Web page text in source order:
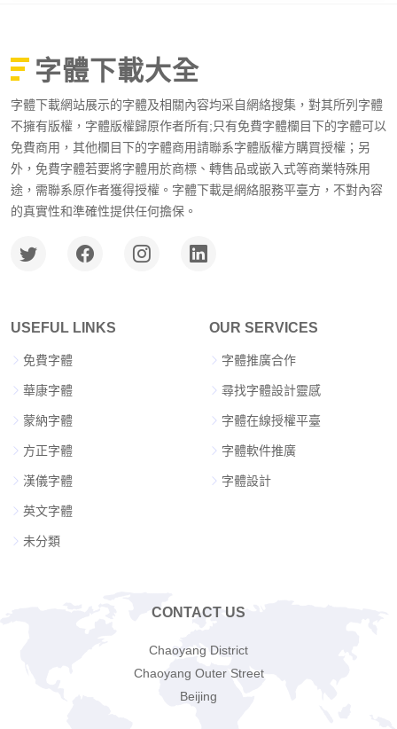
字體下載大全
字體下載網站展示的字體及相關內容均采自網絡搜集，對其所列字體
不擁有版權，字體版權歸原作者所有;只有免費字體欄目下的字體可以
免費商用，其他欄目下的字體商用請聯系字體版權方購買授權；另
外，免費字體若要將字體用於商標、轉售品或嵌入式等商業特殊用
途，需聯系原作者獲得授權。字體下載是網絡服務平臺方，不對內容
的真實性和準確性提供任何擔保。
USEFUL LINKS
免費字體
華康字體
蒙納字體
方正字體
漢儀字體
英文字體
未分類
OUR SERVICES
字體推廣合作
尋找字體設計靈感
字體在線授權平臺
字體軟件推廣
字體設計
CONTACT US
Chaoyang District
Chaoyang Outer Street
Beijing